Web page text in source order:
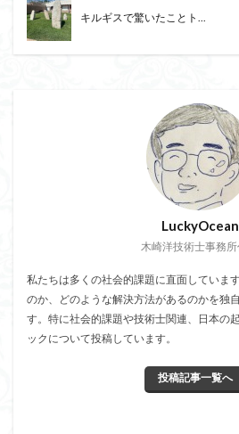
キルギスで驚いたことト...
LuckyOcean
木崎洋技術士事務
私たちは多くの社会的課題に直面していま
のか、どのような解決方法があるのかを独
す。特に社会的課題や技術士関連、日本の
ックについて投稿しています。
投稿記事一覧へ